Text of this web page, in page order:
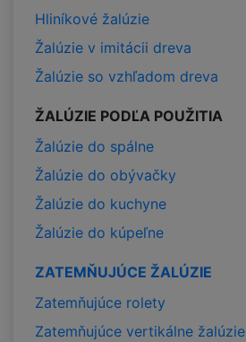
Hliníkové žalúzie
Žalúzie v imitácii dreva
Žalúzie so vzhľadom dreva
ŽALÚZIE PODĽA POUŽITIA
Žalúzie do spálne
Žalúzie do obývačky
Žalúzie do kuchyne
Žalúzie do kúpeľne
ZATEMŇUJÚCE ŽALÚZIE
Zatemňujúce rolety
Zatemňujúce vertikálne žalúzie